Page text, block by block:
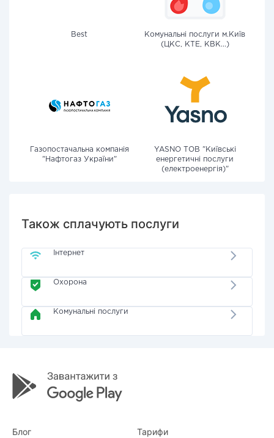
Best
Комунальні послуги м.Київ
(ЦКС, КТЕ, КВК...)
Газопостачальна компанія
"Нафтогаз України"
YASNO ТОВ "Київські
енергетичні послуги
(електроенергія)"
Також сплачують послуги
Інтернет
Охорона
Комунальні послуги
Блог Тарифи